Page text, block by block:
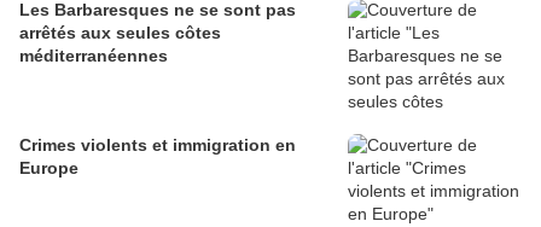
Les Barbaresques ne se sont pas
arrêtés aux seules côtes
méditerranéennes
Crimes violents et immigration en
Europe